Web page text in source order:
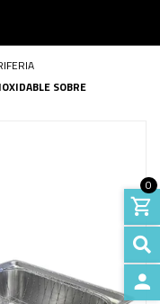
0
SOBRE